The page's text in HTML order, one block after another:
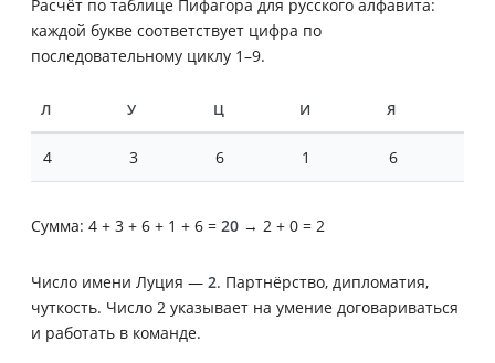
Расчёт по таблице Пифагора для русского алфавита:
каждой букве соответствует цифра по
последовательному циклу 1–9.
Л У Ц И Я
4 3 6 1 6
Сумма: 4 + 3 + 6 + 1 + 6 = 20 → 2 + 0 = 2
Число имени Луция — 2. Партнёрство, дипломатия,
чуткость. Число 2 указывает на умение договариваться
и работать в команде.